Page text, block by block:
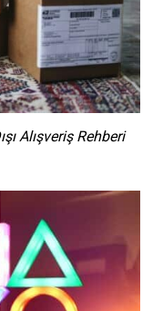
Alışveriş Rehberi